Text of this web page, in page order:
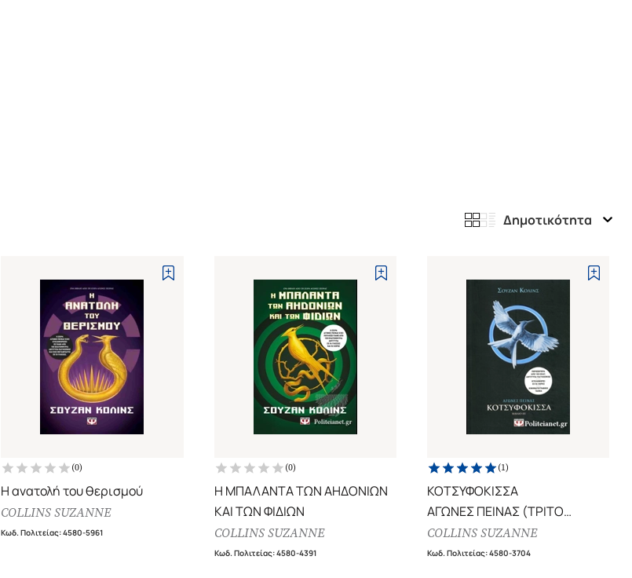
Δημοτικότητα
(0)
Η ανατολή του θερισμού
COLLINS SUZANNE
Κωδ. Πολιτείας:4580-5961
(0)
Η ΜΠΑΛΑΝΤΑ ΤΩΝ ΑΗΔΟΝΙΩΝ
ΚΑΙ ΤΩΝ ΦΙΔΙΩΝ
COLLINS SUZANNE
Κωδ. Πολιτείας:4580-4391
(1)
ΚΟΤΣΥΦΟΚΙΣΣΑ
ΑΓΩΝΕΣ ΠΕΙΝΑΣ (ΤΡΙΤΟ
ΒΙΒΛΙΟ)
COLLINS SUZANNE
Κωδ. Πολιτείας:4580-3704